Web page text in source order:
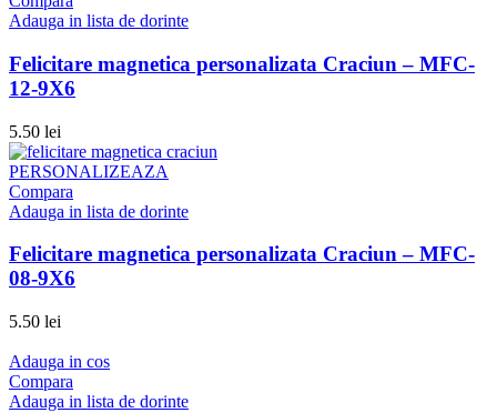
Adauga in lista de dorinte
Felicitare magnetica personalizata Craciun – MFC-
12-9X6
5.50 lei
PERSONALIZEAZA
Compara
Adauga in lista de dorinte
Felicitare magnetica personalizata Craciun – MFC-
08-9X6
5.50 lei
Adauga in cos
Compara
Adauga in lista de dorinte